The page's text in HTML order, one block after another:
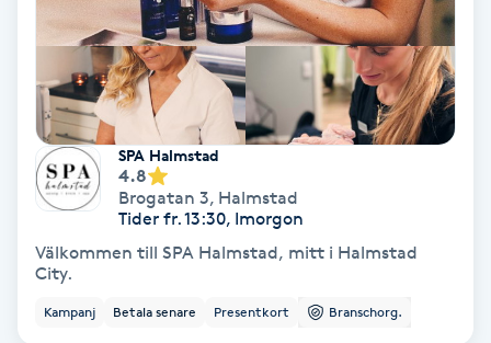
Yin Yoga
Yoga
Yoga Nidra
Yogamassage
Zonterapi
SPA Halmstad
4.8
Brogatan 3, Halmstad
Tider fr. 13:30, Imorgon
Välkommen till SPA Halmstad, mitt i Halmstad
City.
Kampanj Betala senare Presentkort Branschorg.